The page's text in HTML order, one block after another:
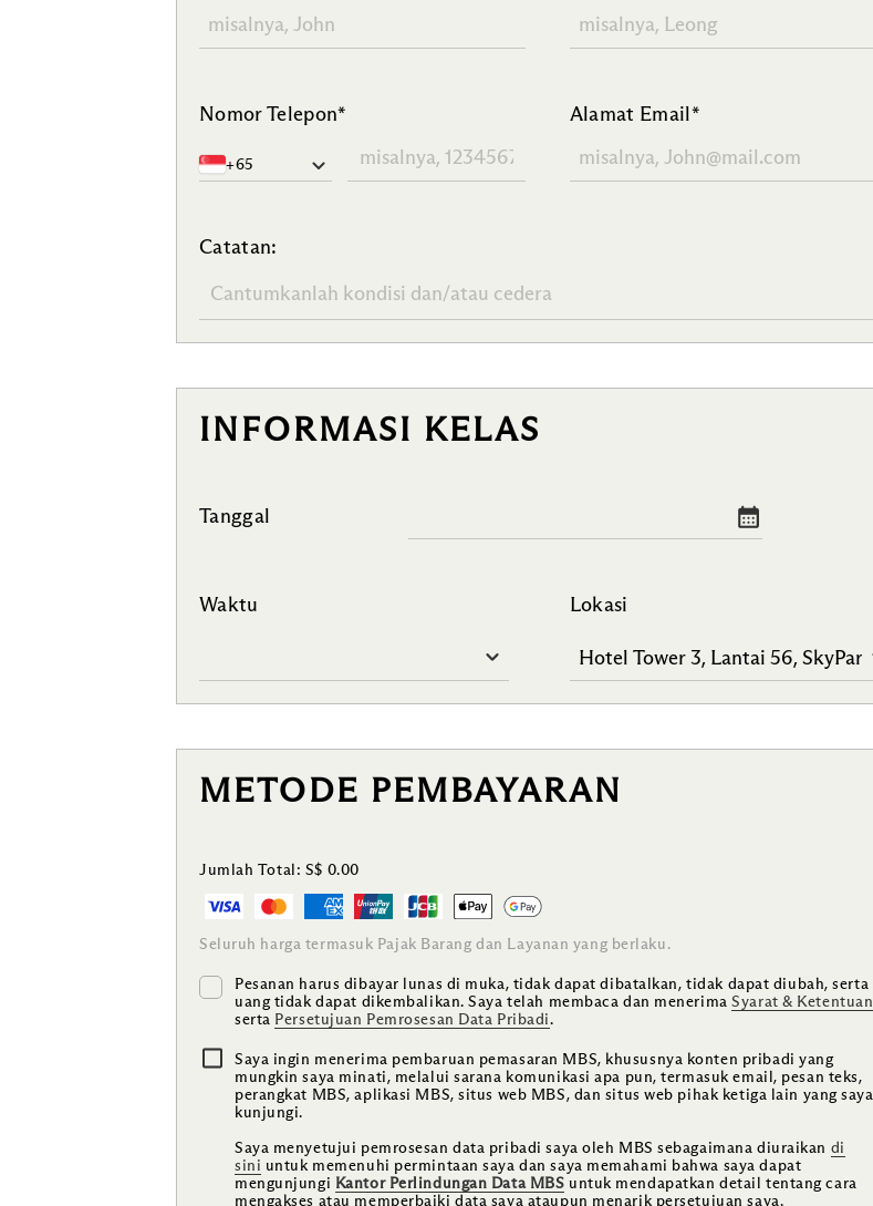
Nomor Telepon*
+65
Alamat Email*
Catatan:
INFORMASI KELAS
Tanggal
Waktu Lokasi
METODE PEMBAYARAN
Jumlah Total: S$ 0.00
Seluruh harga termasuk Pajak Barang dan Layanan yang berlaku.
Pesanan harus dibayar lunas di muka, tidak dapat dibatalkan, tidak dapat diubah, serta
uang tidak dapat dikembalikan. Saya telah membaca dan menerimaSyarat & Ketentuan
serta Persetujuan Pemrosesan Data Pribadi.
Saya ingin menerima pembaruan pemasaran MBS, khususnya konten pribadi yang
mungkin saya minati, melalui sarana komunikasi apa pun, termasuk email, pesan teks,
perangkat MBS, aplikasi MBS, situs web MBS, dan situs web pihak ketiga lain yang saya
kunjungi.
Saya menyetujui pemrosesan data pribadi saya oleh MBS sebagaimana diuraikan di
sini untuk memenuhi permintaan saya dan saya memahami bahwa saya dapat
mengunjungi Kantor Perlindungan Data MBS untuk mendapatkan detail tentang cara
mengakses atau memperbaiki data saya ataupun menarik persetujuan saya.